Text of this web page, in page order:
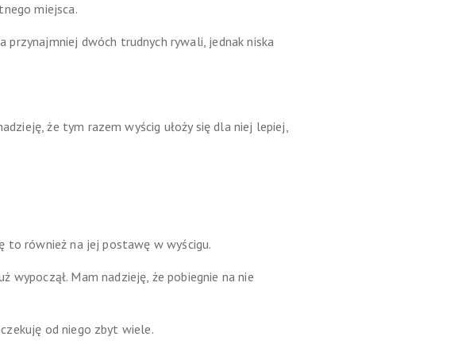
miejsca.
przynajmniej dwóch trudnych rywali, jednak niska
że tym razem wyścig ułoży się dla niej lepiej,
to również na jej postawę w wyścigu.
wypoczął. Mam nadzieję, że pobiegnie na nie
od niego zbyt wiele.